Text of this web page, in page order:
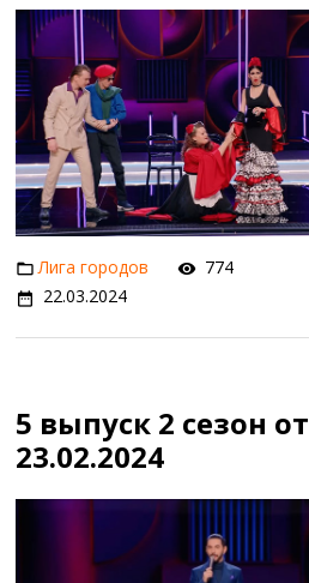
Лига городов
774
22.03.2024
5 выпуск 2 сезон от
23.02.2024